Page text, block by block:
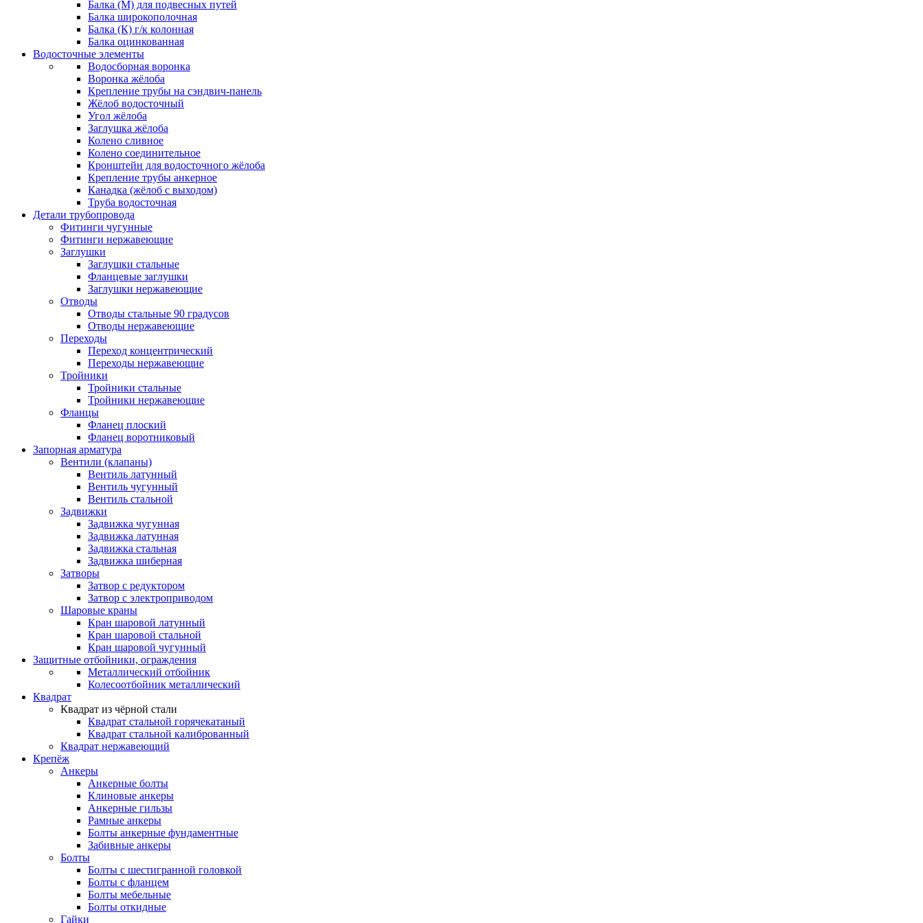
Балка (М) для подвесных путей
Балка широкополочная
Балка (К) г/к колонная
Балка оцинкованная
Водосточные элементы
Водосборная воронка
Воронка жёлоба
Крепление трубы на сэндвич-панель
Жёлоб водосточный
Угол жёлоба
Заглушка жёлоба
Колено сливное
Колено соединительное
Кронштейн для водосточного жёлоба
Крепление трубы анкерное
Канадка (жёлоб с выходом)
Труба водосточная
Детали трубопровода
Фитинги чугунные
Фитинги нержавеющие
Заглушки
Заглушки стальные
Фланцевые заглушки
Заглушки нержавеющие
Отводы
Отводы стальные 90 градусов
Отводы нержавеющие
Переходы
Переход концентрический
Переходы нержавеющие
Тройники
Тройники стальные
Тройники нержавеющие
Фланцы
Фланец плоский
Фланец воротниковый
Запорная арматура
Вентили (клапаны)
Вентиль латунный
Вентиль чугунный
Вентиль стальной
Задвижки
Задвижка чугунная
Задвижка латунная
Задвижка стальная
Задвижка шиберная
Затворы
Затвор с редуктором
Затвор с электроприводом
Шаровые краны
Кран шаровой латунный
Кран шаровой стальной
Кран шаровой чугунный
Защитные отбойники, ограждения
Металлический отбойник
Колесоотбойник металлический
Квадрат
Квадрат из чёрной стали
Квадрат стальной горячекатаный
Квадрат стальной калиброванный
Квадрат нержавеющий
Крепёж
Анкеры
Анкерные болты
Клиновые анкеры
Анкерные гильзы
Рамные анкеры
Болты анкерные фундаментные
Забивные анкеры
Болты
Болты с шестигранной головкой
Болты с фланцем
Болты мебельные
Болты откидные
Гайки